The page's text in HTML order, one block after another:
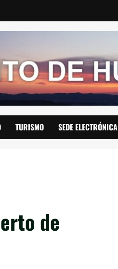
TURISMO SEDE ELECTRÓNICA
de